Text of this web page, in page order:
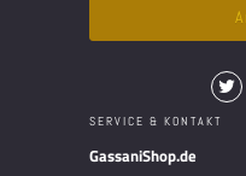
SERVICE & KONTAKT
GassaniShop.de